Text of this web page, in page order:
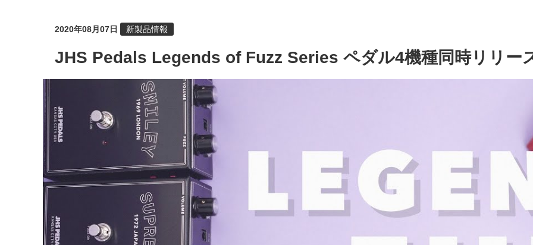
2020年08月07日 新製品情報
JHS Pedals Legends of Fuzz Series ペダル4機種同時リリー